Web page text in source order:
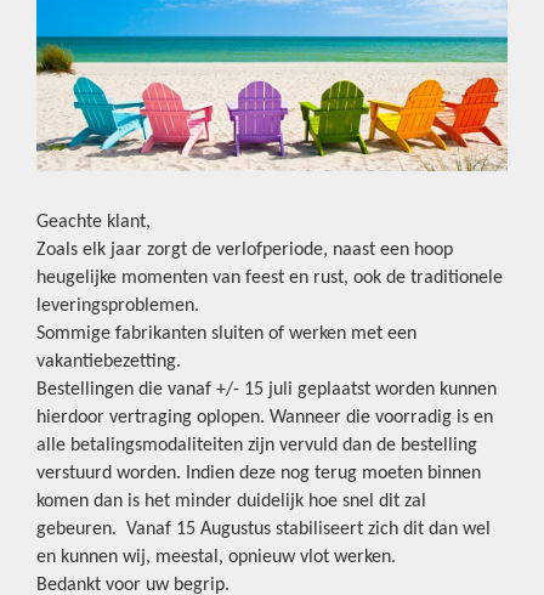
Geachte klant,
Zoals elk jaar zorgt de verlofperiode, naast een hoop
heugelijke momenten van feest en rust, ook de traditionele
leveringsproblemen.
Sommige fabrikanten sluiten of werken met een
vakantiebezetting.
Bestellingen die vanaf +/- 15 juli geplaatst worden kunnen
hierdoor vertraging oplopen. Wanneer die voorradig is en
alle betalingsmodaliteiten zijn vervuld dan de bestelling
verstuurd worden. Indien deze nog terug moeten binnen
komen dan is het minder duidelijk hoe snel dit zal
gebeuren. Vanaf 15 Augustus stabiliseert zich dit dan wel
en kunnen wij, meestal, opnieuw vlot werken.
Bedankt voor uw begrip.